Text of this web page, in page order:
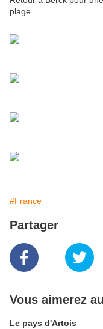
plage...
#France
Partager
Vous aimerez
Le pays d'Artois